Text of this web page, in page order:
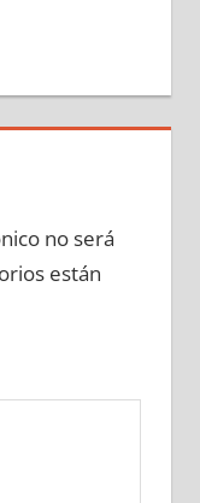
no será
están